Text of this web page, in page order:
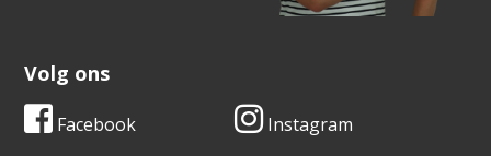
Volg ons
Facebook Instagram